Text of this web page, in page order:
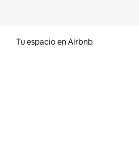
Tu espacio en Airbnb